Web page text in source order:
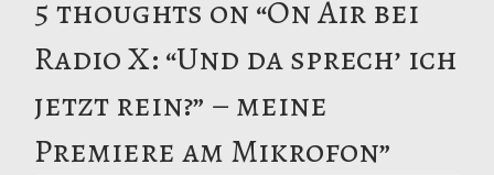
5 thoughts on “On Air bei
Radio X: “Und da sprech’ ich
jetzt rein?” – meine
Premiere am Mikrofon”